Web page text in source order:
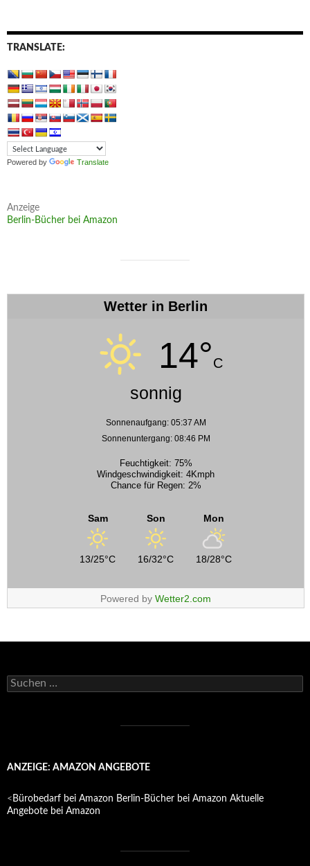
TRANSLATE:
Powered by Translate
Anzeige
Berlin-Bücher bei Amazon
Wetter in Berlin
14°C
sonnig
Sonnenaufgang: 05:37 AM
Sonnenuntergang: 08:46 PM
Feuchtigkeit: 75%
Windgeschwindigkeit: 4Kmph
Chance für Regen: 2%
Sam
13/25°C
Son
16/32°C
Mon
18/28°C
Powered by Wetter2.com
Suchen
nach:
ANZEIGE: AMAZON ANGEBOTE
< Bürobedarf bei Amazon Berlin-Bücher bei Amazon Aktuelle
Angebote bei Amazon